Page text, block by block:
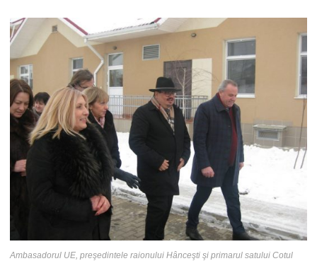
Ambasadorul UE, preşedintele raionului Hânceşti şi primarul satului Cotul